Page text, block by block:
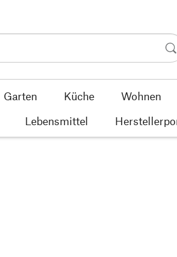
Garten Küche Wohnen
Lebensmittel